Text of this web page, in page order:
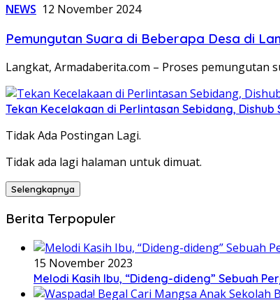
NEWS 12 November 2024
Pemungutan Suara di Beberapa Desa di
Langkat, Armadaberita.com – Proses pemungutan
Tekan Kecelakaan di Perlintasan Sebidang,
Tidak Ada Postingan Lagi.
Tidak ada lagi halaman untuk dimuat.
Selengkapnya
Berita Terpopuler
15 November 2023
Melodi Kasih Ibu, “Dideng-dideng” Sebuah